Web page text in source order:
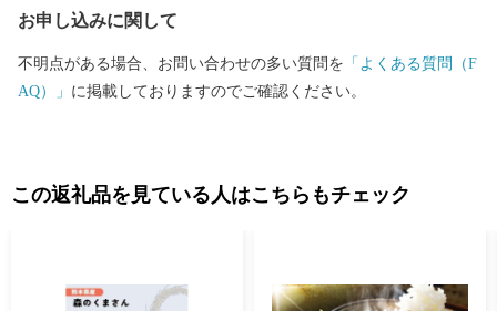
名市ふるさと納税事務局 (9:00～18:00、土日祝・年末年始除く) ◇
た返礼品に関する情報（お名前やお届け先等）については、返礼
お申し込みに関して
不明点がある場合、お問い合わせの多い質問を 「よくある質問（F
AQ）」 に掲載しておりますのでご確認ください。
この返礼品を見ている人はこちらもチェック